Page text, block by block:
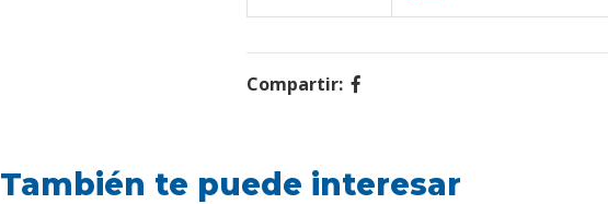
Compartir:
También te puede interesar